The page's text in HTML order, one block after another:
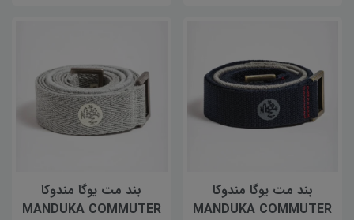
بند مت یوگا مندوکا
MANDUKA COMMUTER
بند مت یوگا مندوکا
MANDUKA COMMUTER